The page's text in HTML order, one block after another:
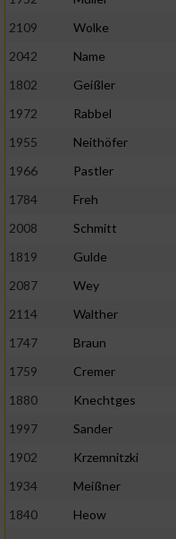
2109
Wolke
2042
Name
1802
Geißler
1972
Rabbel
1955
Neithöfer
1966
Pastler
1784
Freh
2008
Schmitt
1819
Gulde
2087
Wey
2114
Walther
1747
Braun
1759
Cremer
1880
Knechtges
1997
Sander
1902
Krzemnitzki
1934
Meißner
1840
Heow